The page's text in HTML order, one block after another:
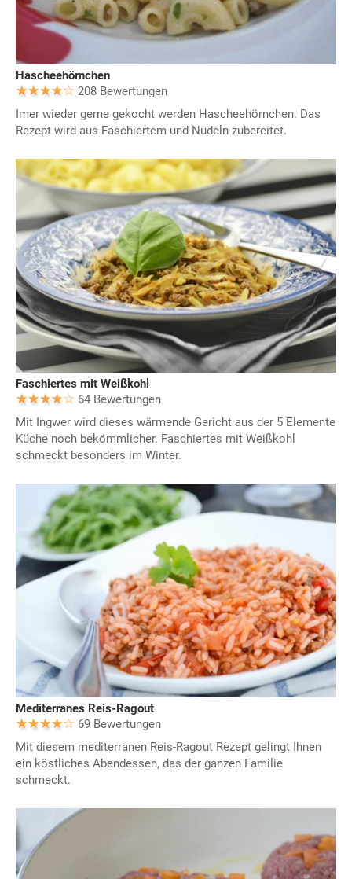
Hascheehörnchen
208 Bewertungen
Imer wieder gerne gekocht werden Hascheehörnchen. Das
Rezept wird aus Faschiertem und Nudeln zubereitet.
Faschiertes mit Weißkohl
64 Bewertungen
Mit Ingwer wird dieses wärmende Gericht aus der 5 Elemente
Küche noch bekömmlicher. Faschiertes mit Weißkohl
schmeckt besonders im Winter.
Mediterranes Reis-Ragout
69 Bewertungen
Mit diesem mediterranen Reis-Ragout Rezept gelingt Ihnen
ein köstliches Abendessen, das der ganzen Familie
schmeckt.